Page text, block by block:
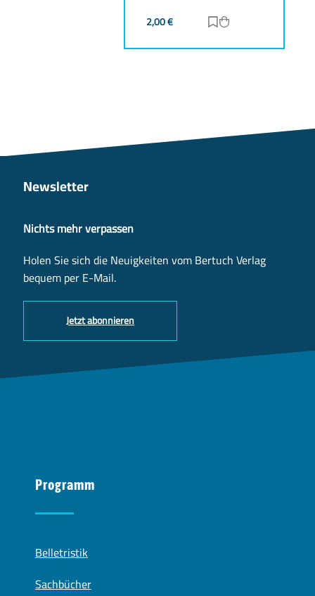
2,00€ Zur Merkliste
Newsletter
Nichts mehr verpassen
Holen Sie sich die Neuigkeiten vom Bertuch Verlag
bequem per E-Mail.
Jetzt abonnieren
Programm
Belletristik
Sachbücher